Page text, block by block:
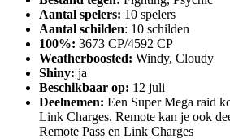
Aantal spelers: 10 spelers
Aantal schilden: 10 schilden
100%: 3673 CP/4592 CP
Weatherboosted: Windy, Cloudy
Shiny: ja
Beschikbaar op: 12 juli
Deelnemen: Een Super Mega raid
Link Charges. Remote kan je ook
Remote Pass en Link Charges